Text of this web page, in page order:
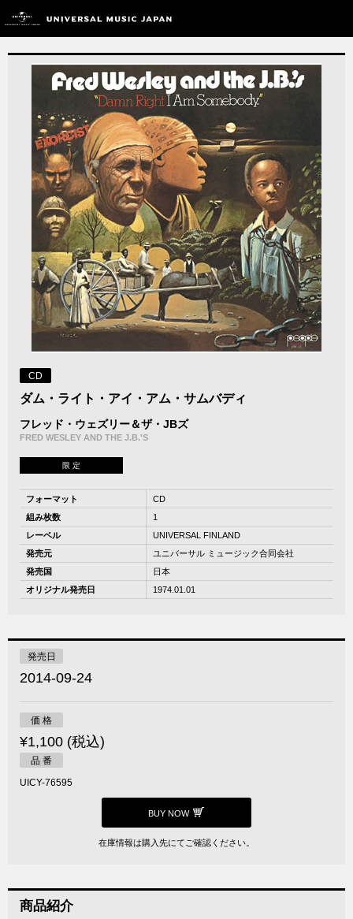
CD
ダム・ライト・アイ・アム・サムバディ
フレッド・ウェズリー＆ザ・JBズ
FRED WESLEY AND THE J.B.'S
限 定
フォーマット
CD
組み枚数
1
レーベル
UNIVERSAL FINLAND
発売元
ユニバーサル ミュージック合同会社
発売国
日本
オリジナル発売日
1974.01.01
発売日
2014-09-24
価 格
¥1,100 (税込)
品 番
UICY-76595
BUY NOW
在庫情報は購入先にてご確認ください。
商品紹介